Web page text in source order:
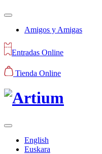
Amigos y Amigas
Entradas Online
Tienda Online
English
Euskara